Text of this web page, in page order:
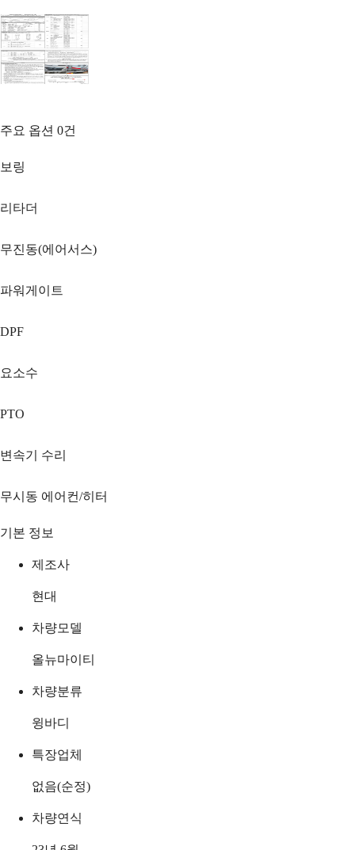
주요 옵션 0건
보링
리타더
무진동(에어서스)
파워게이트
DPF
요소수
PTO
변속기 수리
무시동 에어컨/히터
기본 정보
제조사
현대
차량모델
올뉴마이티
차량분류
윙바디
특장업체
없음(순정)
차량연식